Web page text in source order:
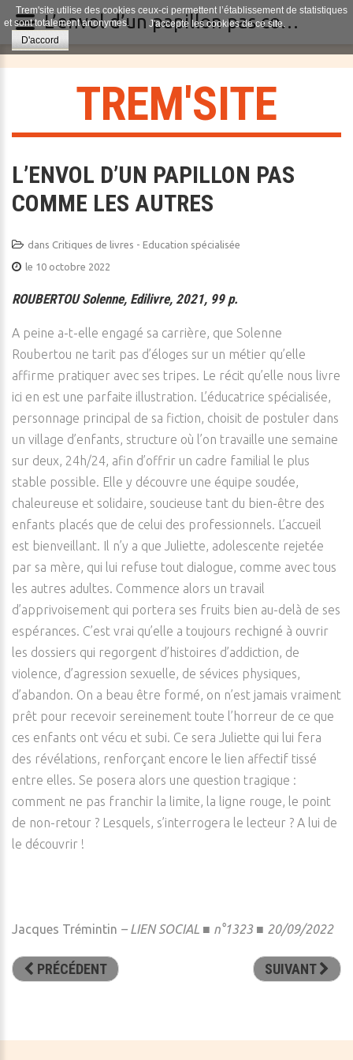
TREM'SITE
L’ENVOL D’UN PAPILLON PAS
COMME LES AUTRES
dans Critiques de livres - Education spécialisée
le 10 octobre 2022
ROUBERTOU Solenne, Edilivre, 2021, 99 p.
A peine a-t-elle engagé sa carrière, que Solenne
Roubertou ne tarit pas d’éloges sur un métier qu’elle
affirme pratiquer avec ses tripes. Le récit qu’elle nous livre
ici en est une parfaite illustration. L’éducatrice spécialisée,
personnage principal de sa fiction, choisit de postuler dans
un village d’enfants, structure où l’on travaille une semaine
sur deux, 24h/24, afin d’offrir un cadre familial le plus
stable possible. Elle y découvre une équipe soudée,
chaleureuse et solidaire, soucieuse tant du bien-être des
enfants placés que de celui des professionnels. L’accueil
est bienveillant. Il n’y a que Juliette, adolescente rejetée
par sa mère, qui lui refuse tout dialogue, comme avec tous
les autres adultes. Commence alors un travail
d’apprivoisement qui portera ses fruits bien au-delà de ses
espérances. C’est vrai qu’elle a toujours rechigné à ouvrir
les dossiers qui regorgent d’histoires d’addiction, de
violence, d’agression sexuelle, de sévices physiques,
d’abandon. On a beau être formé, on n’est jamais vraiment
prêt pour recevoir sereinement toute l’horreur de ce que
ces enfants ont vécu et subi. Ce sera Juliette qui lui fera
des révélations, renforçant encore le lien affectif tissé
entre elles. Se posera alors une question tragique :
comment ne pas franchir la limite, la ligne rouge, le point
de non-retour ? Lesquels, s’interrogera le lecteur ? A lui de
le découvrir !
Jacques Trémintin – LIEN SOCIAL ■ n°1323 ■ 20/09/2022
PRÉCÉDENT SUIVANT
Trem'site utilise des cookies ceux-ci permettent l’établissement de statistiques
et sont totalement anonymes.
J'accepte les cookies de ce site.
D'accord
L’envol d’un papillon pas comme les autres